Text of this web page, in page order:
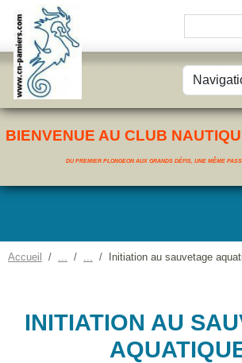
BIENVENUE AU CLUB
DU PREMIER PLONGEON AUX GRANDS DÉFIS, UNE MÊME
Accueil Initiation au sauvetage
INITIATION AU
Panneau de gestion des cookies